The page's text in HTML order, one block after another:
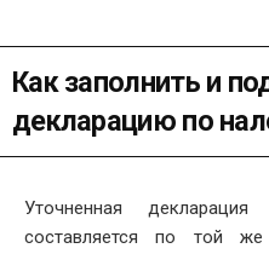
Как заполнить и
декларацию по
Уточненная
составляется по той